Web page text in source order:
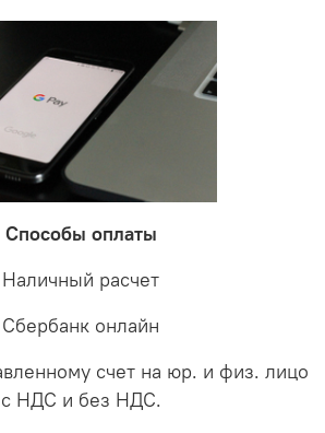
Способы оплаты
Наличный расчет
Сбербанк онлайн
счет на юр. и физ. лицо
с НДС и без НДС.